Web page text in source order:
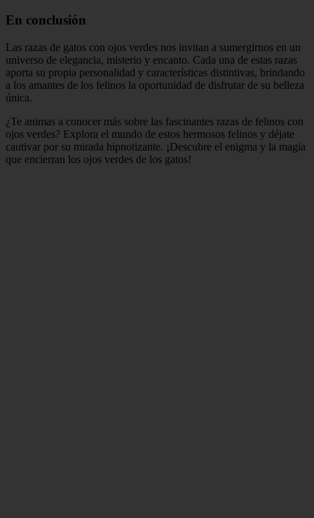
En conclusión
Las razas de gatos con ojos verdes nos invitan a sumergirnos en un
universo de elegancia, misterio y encanto. Cada una de estas razas
aporta su propia personalidad y características distintivas, brindando
a los amantes de los felinos la oportunidad de disfrutar de su belleza
única.
¿Te animas a conocer más sobre las fascinantes razas de felinos con
ojos verdes? Explora el mundo de estos hermosos felinos y déjate
cautivar por su mirada hipnotizante. ¡Descubre el enigma y la magia
que encierran los ojos verdes de los gatos!